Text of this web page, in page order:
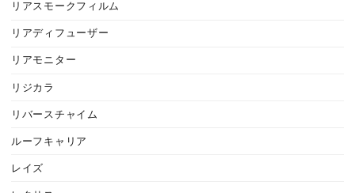
リアスモークフィルム
リアディフューザー
リアモニター
リジカラ
リバースチャイム
ルーフキャリア
レイズ